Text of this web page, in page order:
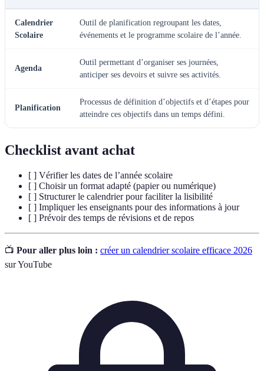
Calendrier
Scolaire
Outil de planification regroupant les dates,
événements et le programme scolaire de l’année.
Agenda
Outil permettant d’organiser ses journées,
anticiper ses devoirs et suivre ses activités.
Planification
Processus de définition d’objectifs et d’étapes pour
atteindre ces objectifs dans un temps défini.
Checklist avant achat
[ ] Vérifier les dates de l’année scolaire
[ ] Choisir un format adapté (papier ou numérique)
[ ] Structurer le calendrier pour faciliter la lisibilité
[ ] Impliquer les enseignants pour des informations à jour
[ ] Prévoir des temps de révisions et de repos
📺 Pour aller plus loin : créer un calendrier scolaire efficace 2026
sur YouTube